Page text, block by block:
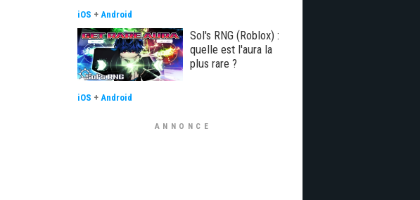
iOS + Android
Sol's RNG (Roblox) :
quelle est l'aura la
plus rare ?
iOS + Android
ANNONCE